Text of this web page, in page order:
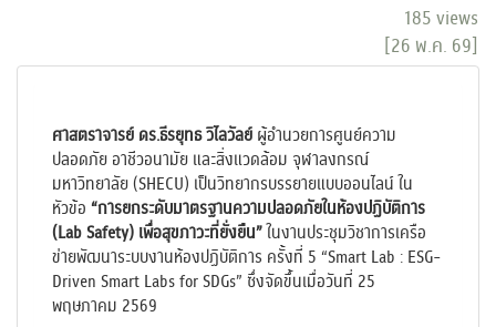
185 views
[26 พ.ค. 69]
ศาสตราจารย์ ดร.ธีรยุทธ วิไลวัลย์ ผู้อำนวยการศูนย์ความ
ปลอดภัย อาชีวอนามัย และสิ่งแวดล้อม จุฬาลงกรณ์
มหาวิทยาลัย (SHECU) เป็นวิทยากรบรรยายแบบออนไลน์ ใน
หัวข้อ “การยกระดับมาตรฐานความปลอดภัยในห้องปฏิบัติการ
(Lab Safety) เพื่อสุขภาวะที่ยั่งยืน”ในงานประชุมวิชาการเครือ
ข่ายพัฒนาระบบงานห้องปฏิบัติการ ครั้งที่ 5 “Smart Lab : ESG-
Driven Smart Labs for SDGs” ซึ่งจัดขึ้นเมื่อวันที่ 25
พฤษภาคม 2569